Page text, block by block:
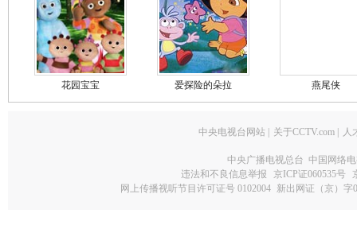
花园宝宝 爱探险的朵拉 燕尾侠
中央电视台网站 关于CCTV.com 人
中央广播电视总台 中国网络
违法和不良信息举报
京ICP证060535号
网上传播视听节目许可证号 0102004 新出网证（京）